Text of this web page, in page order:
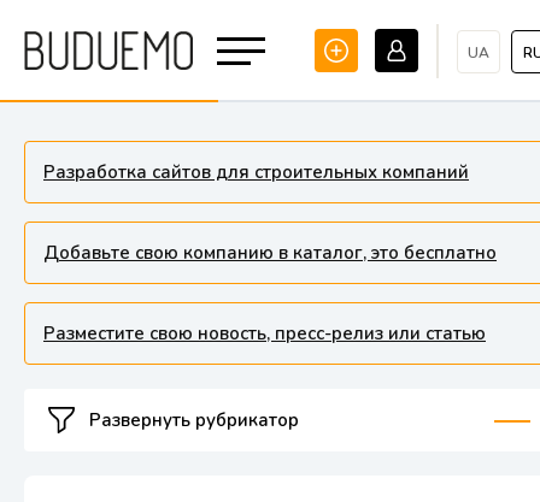
UA
Разработка сайтов для строительных компаний
Добавьте свою компанию в каталог, это бесплатно
Разместите свою новость, пресс-релиз или статью
Развернуть рубрикатор